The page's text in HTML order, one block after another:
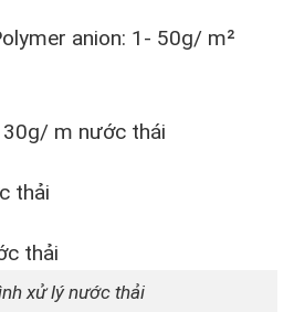
anion: 1- 50g/ m²
m nước thái
thải
xử lý nước thải